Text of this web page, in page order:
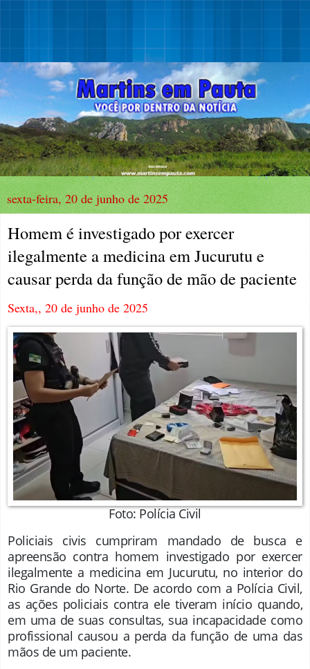
sexta-feira, 20 de junho de 2025
Homem é investigado por exercer
ilegalmente a medicina em Jucurutu e
causar perda da função de mão de paciente
Sexta,, 20 de junho de 2025
Foto: Polícia Civil
Policiais civis cumpriram mandado de busca e
apreensão contra homem investigado por exercer
ilegalmente a medicina em Jucurutu, no interior do
Rio Grande do Norte. De acordo com a Polícia Civil,
as ações policiais contra ele tiveram início quando,
em uma de suas consultas, sua incapacidade como
profissional causou a perda da função de uma das
mãos de um paciente.